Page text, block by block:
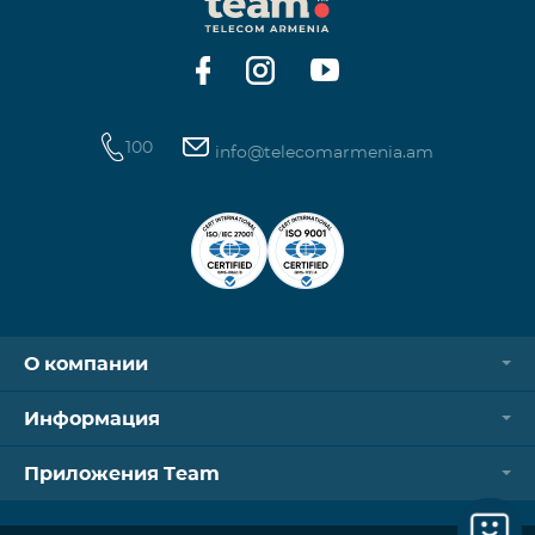
Контроллер Aqara Hub M3 Освещение — 3 зоны
100 info@telecomarmenia.am
О компании
Информация
Приложения Team